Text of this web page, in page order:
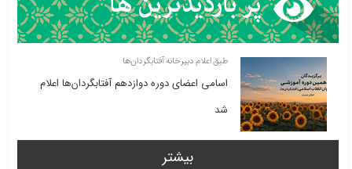
طبق اعلام دبیرخانه آفتابگردان‌ها
اسامی اعضای دوره دوازدهم آفتابگردان‌ها اعلام
شد
بیشتر